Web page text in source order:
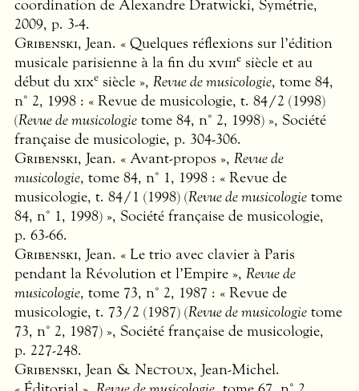
coordination de Alexandre Dratwicki, Symétrie,
2009, p. 3-4.
Gribenski, Jean. « Quelques réflexions sur l’édition
musicale parisienne à la fin du xviiie siècle et au
début du xixe siècle », Revue de musicologie, tome 84,
n° 2, 1998 : « Revue de musicologie, t. 84/2 (1998)
(Revue de musicologie tome 84, n° 2, 1998) », Société
française de musicologie, p. 304-306.
Gribenski, Jean. « Avant-propos », Revue de
musicologie, tome 84, n° 1, 1998 : « Revue de
musicologie, t. 84/1 (1998) (Revue de musicologie tome
84, n° 1, 1998) », Société française de musicologie,
p. 63-66.
Gribenski, Jean. « Le trio avec clavier à Paris
pendant la Révolution et l’Empire », Revue de
musicologie, tome 73, n° 2, 1987 : « Revue de
musicologie, t. 73/2 (1987) (Revue de musicologie tome
73, n° 2, 1987) », Société française de musicologie,
p. 227-248.
Gribenski, Jean & Nectoux, Jean-Michel.